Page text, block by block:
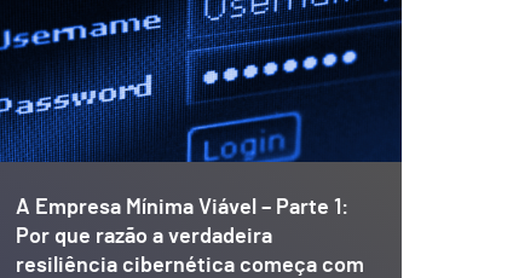
A Empresa Mínima Viável – Parte 1:
Por que razão a verdadeira
resiliência cibernética começa com